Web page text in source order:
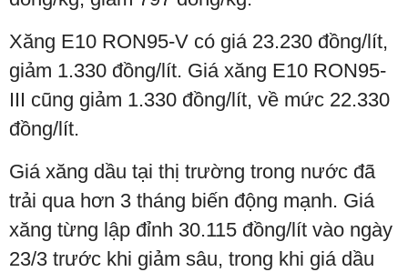
Xăng E10 RON95-V có giá 23.230 đồng/lít,
giảm 1.330 đồng/lít. Giá xăng E10 RON95-
III cũng giảm 1.330 đồng/lít, về mức 22.330
đồng/lít.
Giá xăng dầu tại thị trường trong nước đã
trải qua hơn 3 tháng biến động mạnh. Giá
xăng từng lập đỉnh 30.115 đồng/lít vào ngày
23/3 trước khi giảm sâu, trong khi giá dầu